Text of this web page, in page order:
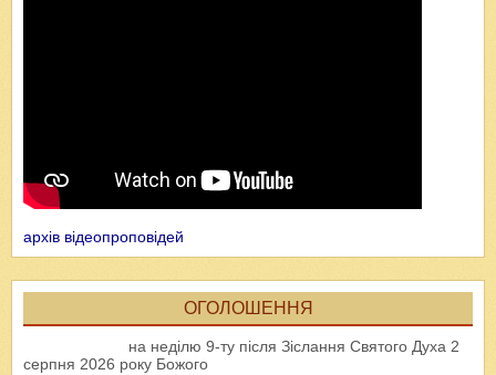
архів відеопроповідей
ОГОЛОШЕННЯ
на неділю 9-ту після Зіслання Святого Духа 2
серпня 2026 року Божого